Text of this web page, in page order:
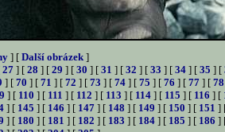
] [ Další obrázek ]
27 ] [ 28 ] [ 29 ] [ 30 ] [ 31 ] [ 32 ] [ 33 ] [ 34 ] [ 35 ] [
] [ 70 ] [ 71 ] [ 72 ] [ 73 ] [ 74] [ 75 ] [ 76 ] [ 77] [ 78
] [ 110 ] [ 111 ] [ 112 ] [ 113 ] [ 114 ] [ 115 ] [ 116 ] [
] [ 145 ] [ 146 ] [ 147] [ 148 ] [ 149 ] [ 150 ] [ 151 ]
] [ 180 ] [ 181 ] [ 182 ] [ 183 ] [ 184] [ 185 ] [ 186 ]